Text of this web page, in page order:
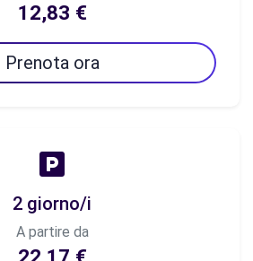
12,83 €
Prenota ora
2 giorno/i
A partire da